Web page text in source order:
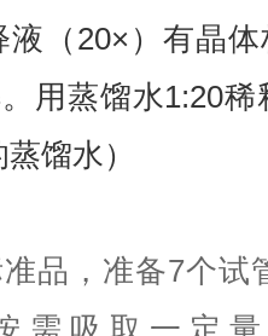
液（20×）有晶
用蒸馏水1:20
馏水）
品，准备7个试
需吸取一定